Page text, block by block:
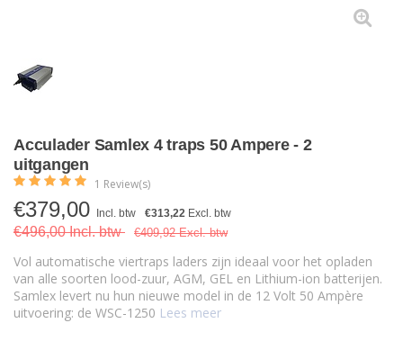
Acculader Samlex 4 traps 50 Ampere - 2
uitgangen
1 Review(s)
€379,00 Incl. btw €313,22 Excl. btw
€496,00 Incl. btw €409,92 Excl. btw
Vol automatische viertraps laders zijn ideaal voor het opladen
van alle soorten lood-zuur, AGM, GEL en Lithium-ion batterijen.
Samlex levert nu hun nieuwe model in de 12 Volt 50 Ampère
uitvoering: de WSC-1250 Lees meer